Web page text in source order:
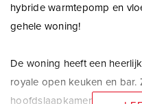
hybride warmtepomp en
gehele woning!
De woning heeft een
royale open keuken en bar.
hoofdslaapkamer met